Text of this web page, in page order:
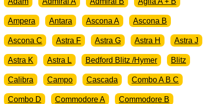
Ampera Antara Ascona A Ascona B
Ascona C Astra F Astra G Astra H Astra J
Astra K Astra L Bedford Blitz /Hymer Blitz
Calibra Campo Cascada Combo A B C
Combo D Commodore A Commodore B